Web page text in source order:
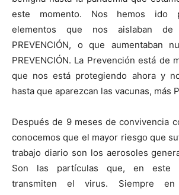
este momento. Nos hemos ido
elementos que nos aislaban de
PREVENCIÓN, o que aumentaban
PREVENCIÓN. La Prevención está de
que nos está protegiendo ahora y
hasta que aparezcan las vacunas, más
Después de 9 meses de convivencia
conocemos que el mayor riesgo que
trabajo diario son los aerosoles
Son las partículas que, en este
transmiten el virus. Siempre en